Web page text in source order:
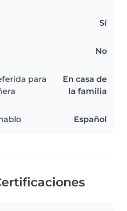
Sí
No
para
En casa de
la familia
Español